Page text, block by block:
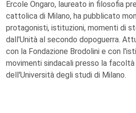
Ercole Ongaro, laureato in filosofia
cattolica di Milano, ha pubblicato
protagonisti, istituzioni, momenti di
dall'Unità al secondo dopoguerra.
con la Fondazione Brodolini e con
movimenti sindacali presso la
dell'Università degli studi di Milano.